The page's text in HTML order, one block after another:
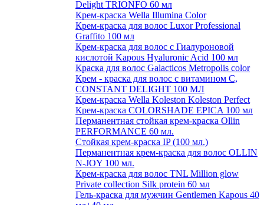
Delight TRIONFO 60 мл
Крем-краска Wella Illumina Color
Крем-краска для волос Luxor Professional
Graffito 100 мл
Крем-краска для волос с Гиалуроновой
кислотой Kapous Hyaluronic Acid 100 мл
Краска для волос Galacticos Metropolis color
Крем - краска для волос с витамином С,
CONSTANT DELIGHT 100 МЛ
Крем-краска Wella Koleston Koleston Perfect
Крем-краска COLORSHADE EPICA 100 мл
Перманентная стойкая крем-краска Ollin
PERFORMANCE 60 мл.
Стойкая крем-краска IP (100 мл.)
Перманентная крем-краска для волос OLLIN
N-JOY 100 мл.
Крем-краска для волос TNL Million glow
Private collection Silk protein 60 мл
Гель-краска для мужчин Gentlemen Kapous 40